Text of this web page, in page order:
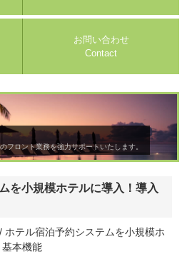
お問い合わせ
Contact
フロント業務を強力サポートいたします。
を小規模ホテルに導入！導入
/ ホテル宿泊予約システムを小規模ホ
本機能